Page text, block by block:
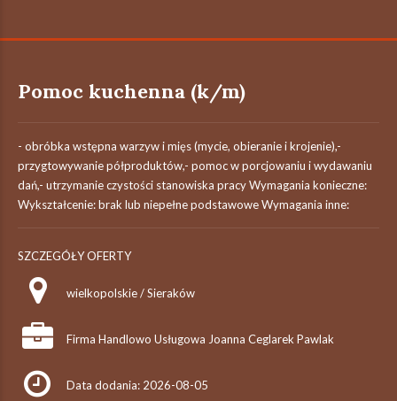
Pomoc kuchenna (k/m)
- obróbka wstępna warzyw i mięs (mycie, obieranie i krojenie),-
przygtowywanie półproduktów,- pomoc w porcjowaniu i wydawaniu
dań,- utrzymanie czystości stanowiska pracy Wymagania konieczne:
Wykształcenie: brak lub niepełne podstawowe Wymagania inne:
SZCZEGÓŁY OFERTY
wielkopolskie / Sieraków
Firma Handlowo Usługowa Joanna Ceglarek Pawlak
Data dodania: 2026-08-05